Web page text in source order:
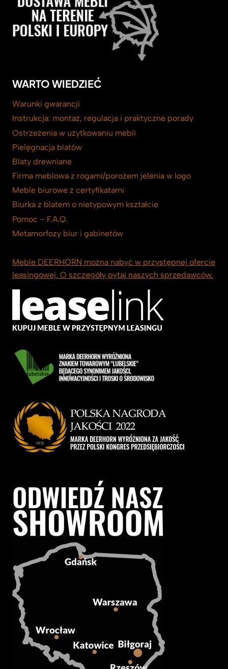
WARTO WIEDZIEĆ
Warunki gwarancji
Instrukcja: montaż, regulacja i praktyczne porady
Ostrzeżenia w użytkowaniu mebli
Pielęgnacja blatów
Blaty drewniane
Firma meblowa z rogami/porożem jelenia w logo
Meble biurowe z certyfikatami
Biurka z blatem o nietypowym kształcie
Pomoc – F.A.Q.
Metamorfozy biur i gabinetów
Meble DEERHORN można nabyć w przystępnej ofercie
leasingowej. O szczegóły pytaj naszych sprzedawców.